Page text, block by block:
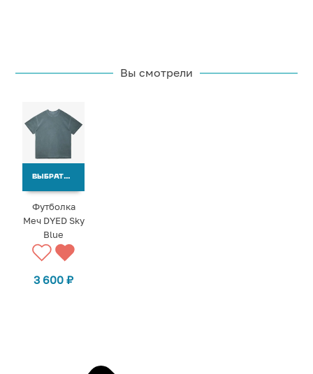
Вы смотрели
ВЫБРАТЬ ВАРИАНТЫ
Футболка
Меч DYED Sky
Blue
3 600₽